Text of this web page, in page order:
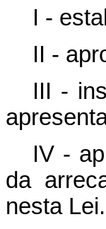
I -
II -
III -
IV -
da
nesta Lei.